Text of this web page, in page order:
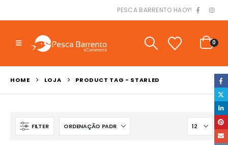
PESCA BARRENTO HAOY!
0
HOME LOJA PRODUCT TAG - STARLED
FILTER